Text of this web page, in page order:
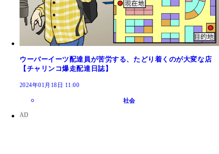
ウーバーイーツ配達員が苦労する、たどり着くのが大変な店
【チャリンコ爆走配達日誌】
2024年01月18日 11:00
社会